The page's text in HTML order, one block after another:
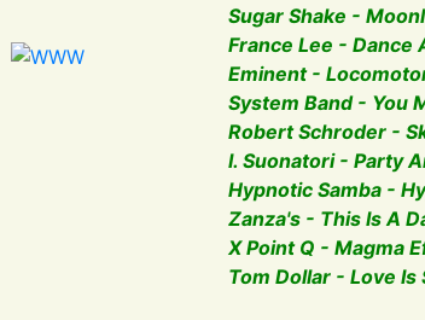
Sugar Shake -
France Lee - Dance
Eminent -
System Band - You
Robert Schroder -
I. Suonatori - Party
Hypnotic Samba -
Zanza's - This Is A
X Point Q - Magma
Tom Dollar - Love Is